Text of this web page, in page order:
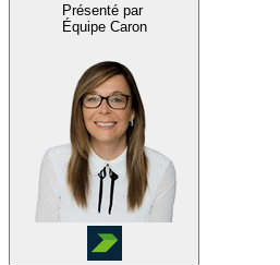
Présenté par
Équipe Caron